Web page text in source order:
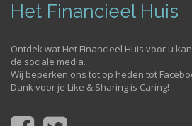
Het Financieel Huis
Ontdek wat Het Financieel Huis voor u
de sociale media.
Wij beperken ons tot op heden tot
Dank voor je Like & Sharing is Caring!